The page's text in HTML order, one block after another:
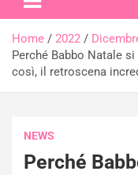
Home 2022
Perché Babbo Natale
così, il retroscena
NEWS
Perché